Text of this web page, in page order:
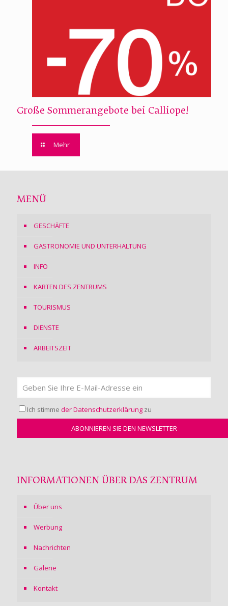
Große Sommerangebote bei Calliope!
Mehr
MENÜ
GESCHÄFTE
GASTRONOMIE UND UNTERHALTUNG
INFO
KARTEN DES ZENTRUMS
TOURISMUS
DIENSTE
ARBEITSZEIT
Ich stimme der Datenschutzerklärung zu
INFORMATIONEN ÜBER DAS ZENTRUM
Über uns
Werbung
Nachrichten
Galerie
Kontakt